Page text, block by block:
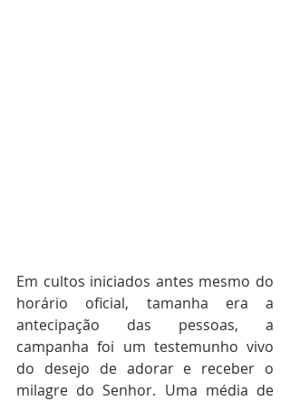
Em cultos iniciados antes mesmo do
horário oficial, tamanha era a
antecipação das pessoas, a
campanha foi um testemunho vivo
do desejo de adorar e receber o
milagre do Senhor. Uma média de